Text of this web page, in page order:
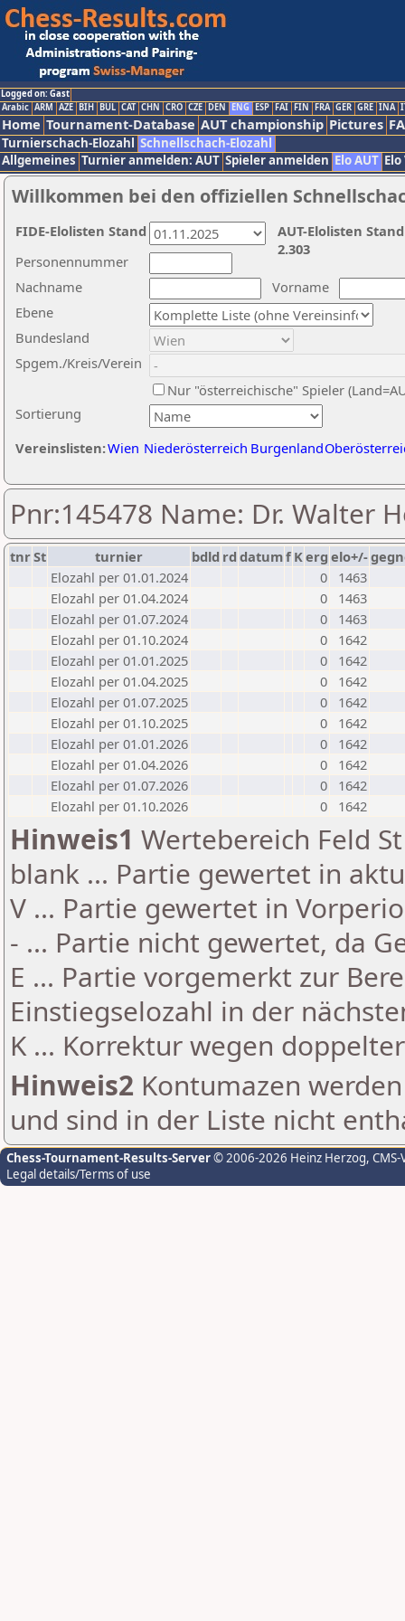
Logged on: Gast
Arabic ARM AZE BIH BUL CAT CHN CRO CZE DEN ENG ESP FAI FIN FRA GER GRE INA
Home Tournament-Database AUT championship Pictures
Turnierschach-Elozahl Schnellschach-Elozahl
Allgemeines Turnier anmelden: AUT Spieler anmelden Elo AUT
Willkommen bei den offiziellen
Nachname
Vorname
Ebene
Sortierung
Personennummer
Bundesland
Spgem./Kreis/Verein
Nur "österreichische" Spieler
Vereinslisten:Wien Niederösterreich Burgenland
AUT-Elolisten
2.303
FIDE-Elolisten Stand
Pnr:145478 Name: Dr. Walter
tnrSt turnier bdld rd datumf Kerg elo+/-
Elozahl per 01.01.2024
0
1463
Elozahl per 01.04.2024
0
1463
Elozahl per 01.07.2024
0
1463
Elozahl per 01.10.2024
0
1642
Elozahl per 01.01.2025
0
1642
Elozahl per 01.04.2025
0
1642
Elozahl per 01.07.2025
0
1642
Elozahl per 01.10.2025
0
1642
Elozahl per 01.01.2026
0
1642
Elozahl per 01.04.2026
0
1642
Elozahl per 01.07.2026
0
1642
Elozahl per 01.10.2026
0 1642
Hinweis1 Wertebereich Feld
blank ... Partie gewertet in
V ... Partie gewertet in
- ... Partie nicht gewertet, da
E ... Partie vorgemerkt zur
Einstiegselozahl in der
K ... Korrektur wegen
Hinweis2 Kontumazen
und sind in der Liste nicht
Chess-Tournament-Results-Server© 2006-2026 Heinz Herzog,
Legal details/Terms of use